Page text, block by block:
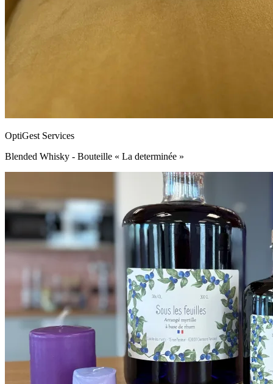
OptiGest Services
Blended Whisky - Bouteille « La determinée »